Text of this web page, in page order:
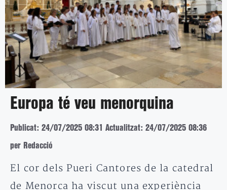
Europa té veu menorquina
Publicat: 24/07/2025 08:31 Actualitzat: 24/07/2025 08:36
per Redacció
El cor dels Pueri Cantores de la catedral
de Menorca ha viscut una experiència